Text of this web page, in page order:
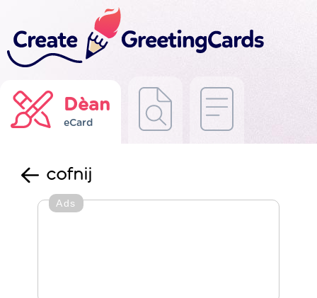
Dèan
eCard
cofnij
Ads